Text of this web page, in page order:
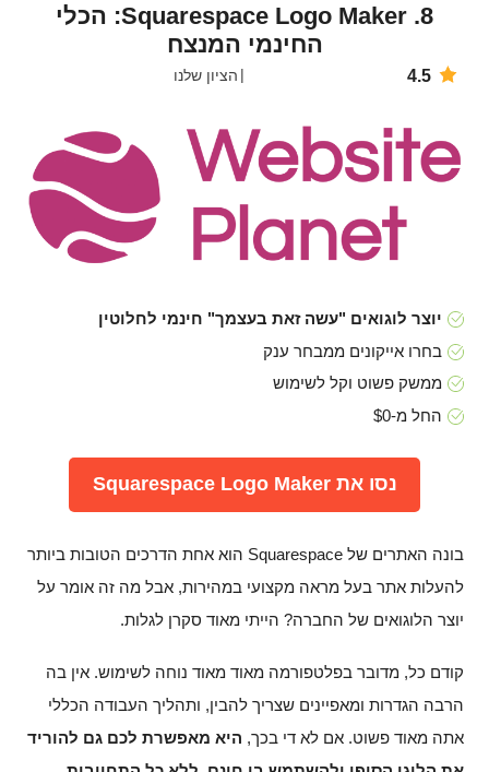
8. Squarespace Logo Maker: הכלי
החינמי המנצח
4.5 הציון שלנו
יוצר לוגואים "עשה זאת בעצמך" חינמי לחלוטין
בחרו אייקונים ממבחר ענק
ממשק פשוט וקל לשימוש
החל מ-$0
נסו את Squarespace Logo Maker
בונה האתרים של Squarespace הוא אחת הדרכים הטובות ביותר
להעלות אתר בעל מראה מקצועי במהירות, אבל מה זה אומר על
יוצר הלוגואים של החברה? הייתי מאוד סקרן לגלות.
קודם כל, מדובר בפלטפורמה מאוד מאוד נוחה לשימוש. אין בה
הרבה הגדרות ומאפיינים שצריך להבין, ותהליך העבודה הכללי
אתה מאוד פשוט. אם לא די בכך, היא מאפשרת לכם גם להוריד